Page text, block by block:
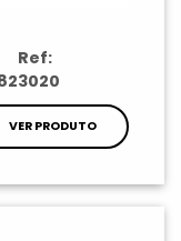
Ref:
VER PRODUTO